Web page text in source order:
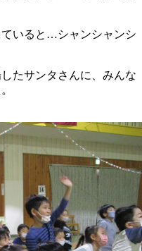
いると…シャンシャンシ
たサンタさんに、みんな